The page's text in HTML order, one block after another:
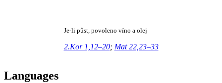
Je-li půst, povoleno víno a olej
2.Kor 1,12–20; Mat 22,23–33
Languages